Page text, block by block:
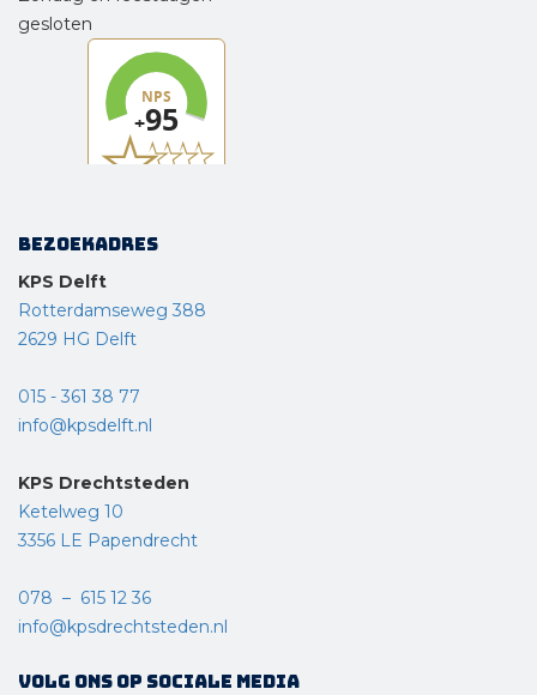
gesloten
Bezoekadres
KPS Delft
Rotterdamseweg 388
2629 HG Delft
015 - 361 38 77
info@kpsdelft.nl
KPS Drechtsteden
Ketelweg 10
3356 LE Papendrecht
078 – 615 12 36
info@kpsdrechtsteden.nl
Volg ons op sociale media